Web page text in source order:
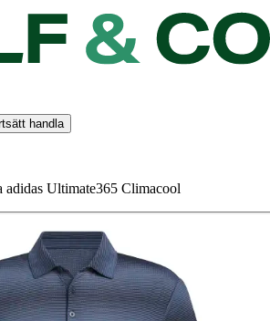
handla
adidas Ultimate365 Climacool